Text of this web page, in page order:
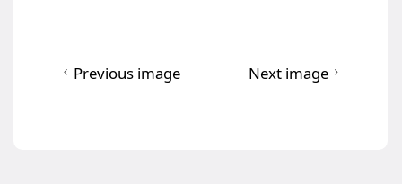
Previous image Next image